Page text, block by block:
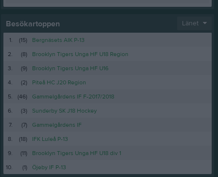
Besökartoppen Länet
1. (15)
Bergnäsets AIK P-13
2.
(8)
Brooklyn Tigers Unga HF U18 Region
3.
(9)
Brooklyn Tigers Unga HF U16
4.
(2)
Piteå HC J20 Region
5.
(46)
Gammelgårdens IF F-2017/2018
6.
(3)
Sunderby SK J18 Hockey
7.
(7)
Gammelgårdens IF
8.
(18)
IFK Luleå P-13
9.
(11)
Brooklyn Tigers Unga HF U18 div 1
10.
(1) Öjeby IF P-13